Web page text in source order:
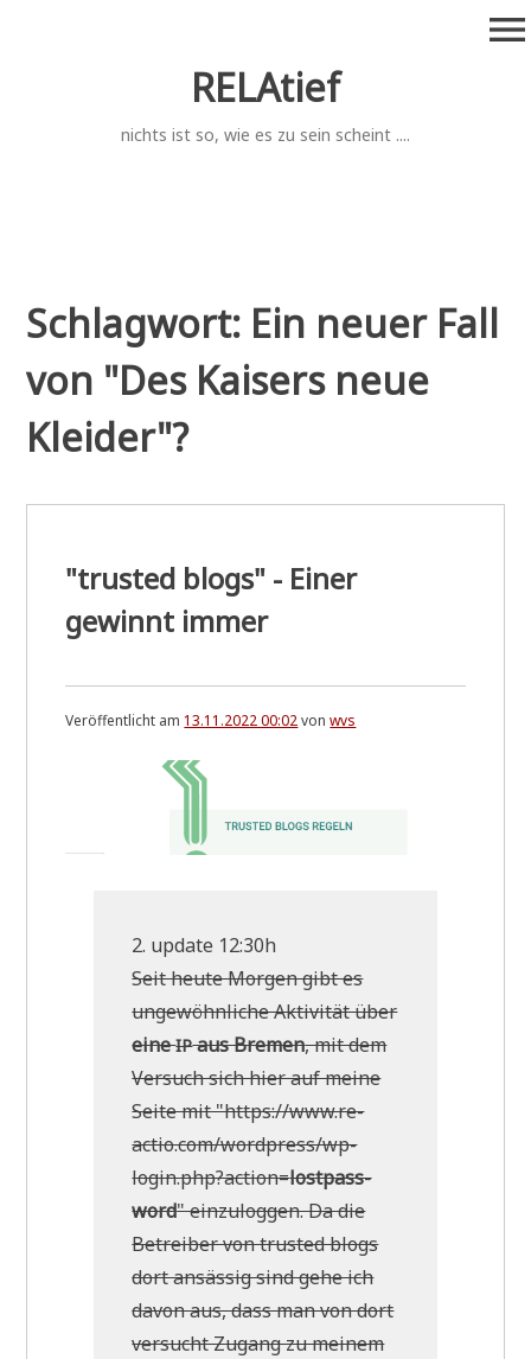
RELAtief
nichts ist so, wie es zu sein scheint ....
menu
Schlagwort: Ein neuer Fall
von "Des Kaisers neue
Kleider"?
"trusted blogs" - Einer
gewinnt immer
Veröffentlicht am 13.11.2022 00:02vonwvs
2. update 12:30h
Seit heu­te Mor­gen gibt es
unge­wöhn­li­che Akti­vi­tät über
eineIPaus Bre­men, mit dem
Ver­such sich hier auf mei­ne
Sei­te mit "https://www.re-
actio.com/wordpress/wp-
login.php?action=lost­pass­
word" ein­zu­log­gen. Da die
Betrei­ber von tru­sted blogs
dort ansäs­sig sind gehe ich
davon aus, dass man von dort
ver­sucht Zugang zu mei­nem